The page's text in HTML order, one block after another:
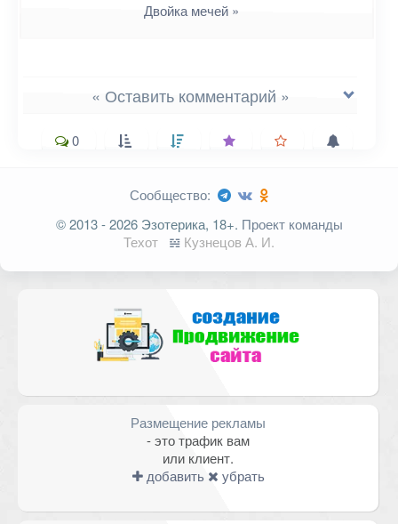
Двойка мечей »
« Оставить комментарий »
Ваш адрес email не будет
опубликован.
Обязательные поля
0
Сообщество:
© 2013 - 2026 Эзотерика, 18+. Проект команды
Техот
𝌴 Кузнецов А. И.
Размещение рекламы
- это трафик вам
или клиент.
добавить
убрать